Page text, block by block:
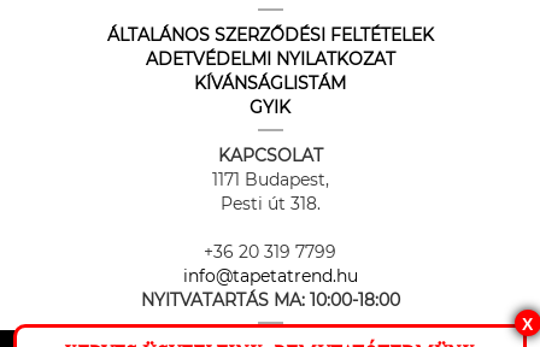
ÁLTALÁNOS SZERZŐDÉSI FELTÉTELEK
ADETVÉDELMI NYILATKOZAT
KÍVÁNSÁGLISTÁM
GYIK
KAPCSOLAT
1171 Budapest,
Pesti út 318.
+36 20 319 7799
info@tapetatrend.hu
NYITVATARTÁS MA: 10:00-18:00
X